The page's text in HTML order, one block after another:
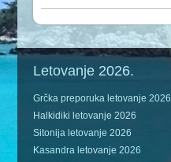
Letovanje 2026.
Grčka preporuka letovanje 2026
Halkidiki letovanje 2026
Sitonija letovanje 2026
Kasandra letovanje 2026